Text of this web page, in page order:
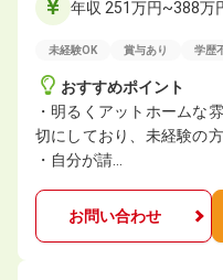
年収 251万円~388万
未経験OK 賞与あり 学歴
おすすめポイント
・明るくアットホームな
切にしており、未経験の
・⾃分が請…
お問い合わせ